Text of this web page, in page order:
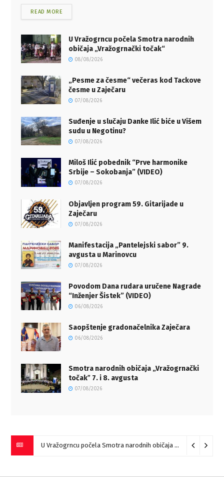
READ MORE
U Vražogrncu počela Smotra narodnih
običaja „Vražogrnački točak“
08/08/2026
„Pesme za česme“ večeras kod Tackove
česme u Zaječaru
07/08/2026
Suđenje u slučaju Danke Ilić biće u Višem
sudu u Negotinu?
07/08/2026
Miloš Ilić pobednik “Prve harmonike
Srbije – Sokobanja” (VIDEO)
07/08/2026
Objavljen program 59. Gitarijade u
Zaječaru
07/08/2026
Manifestacija „Pantelejski sabor” 9.
avgusta u Marinovcu
07/08/2026
Povodom Dana rudara uručene Nagrade
“Inženjer Šistek” (VIDEO)
06/08/2026
Saopštenje gradonačelnika Zaječara
06/08/2026
Smotra narodnih običaja „Vražogrnački
točakˮ 7. i 8. avgusta
07/08/2026
U Vražogrncu počela Smotra narodnih običaja „Vražogrnački točak“